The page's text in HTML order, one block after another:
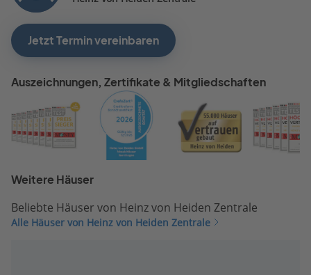
Jetzt Termin vereinbaren
Auszeichnungen, Zertifikate & Mitgliedschaften
Weitere Häuser
Beliebte Häuser von Heinz von Heiden Zentrale
Alle Häuser von Heinz von Heiden Zentrale